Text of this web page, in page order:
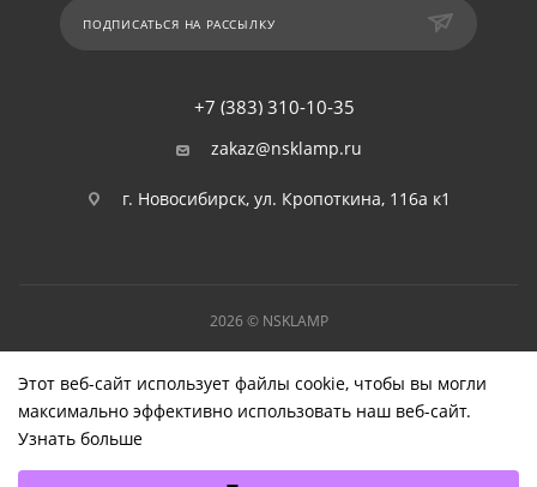
ПОДПИСАТЬСЯ НА РАССЫЛКУ
+7 (383) 310-10-35
zakaz@nsklamp.ru
г. Новосибирск, ул. Кропоткина, 116а к1
2026 © NSKLAMP
Этот веб-сайт использует файлы cookie, чтобы вы могли
максимально эффективно использовать наш веб-сайт.
Узнать больше